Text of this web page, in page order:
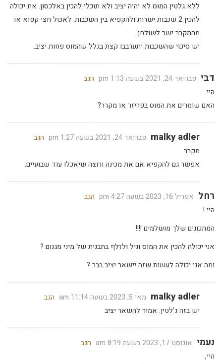
ללא גלטין המוס לא יהיה יציב ולא תוכלי להכין באלכסון. את יכולה
להכין 2 שכבות ישרות ולהקפיא בין השכבות. לאכול חצי קפוא או
מהמקרר ישר לשולחן.
יש סיכוי שהשכבות יתערבבו קצת בגלל שהמוס פחות יציב.
דבי פברואר 24, 2021 בשעה 1:13 pm
הגב
היי.
האם שומרים את המוס בפריזר או מקרר?
malky adler פברואר 24, 2021 בשעה 1:27 pm
הגב
מקרר.
אפשר גם להקפיא אם את מכינה ורוצה שיאכלו עוד שבועיים.
רחל אפריל 16, 2023 בשעה 4:27 pm
הגב
היי !
המתכונים שלך מושלמים !!!!
אני יכולה להכין את המוס וניל ולזלף בתבנית של מיני מגנום ?
ומה אני יכולה לעשות שזה יישאר יציב בבר ?
malky adler מאי 5, 2023 בשעה 11:14 am
הגב
יש בזה ג'לטין. אמור להשאר יציב
נעמי אוגוסט 17, 2023 בשעה 8:19 am
הגב
היי,